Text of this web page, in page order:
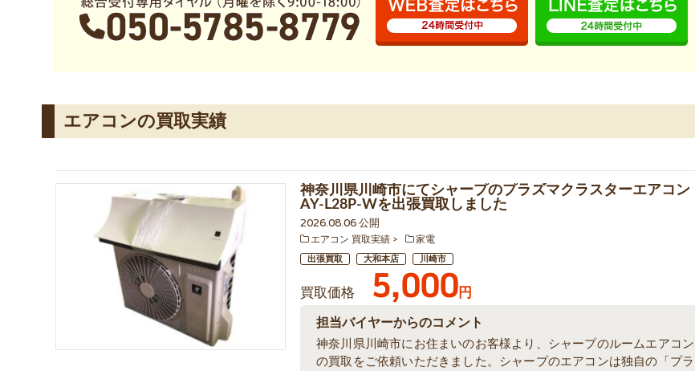
エアコンの買取実績
神奈川県川崎市にてシャープのプラズマクラスターエアコン
AY-L28P-Wを出張買取しました
2026.08.06 公開
エアコン 買取実績 家電
出張買取 大和本店 川崎市
買取価格 5,000円
担当バイヤーからのコメント
神奈川県川崎市にお住まいのお客様より、シャープのルームエアコン
の買取をご依頼いただきました。シャープのエアコンは独自の「プラ